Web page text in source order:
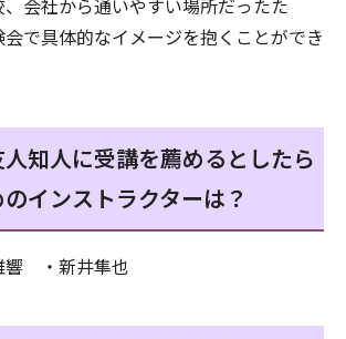
、会社から通いやすい場所だったた
で具体的なイメージを抱くことができ
知人に受講を薦めるとしたら
インストラクターは？
響 ・新井隼也